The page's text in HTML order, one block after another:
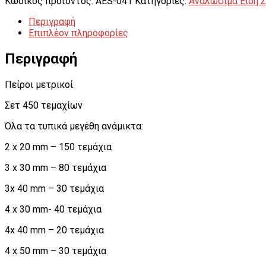
Περιγραφή
Επιπλέον πληροφορίες
Περιγραφή
Πείροι μετρικοί
Σετ 450 τεμαχίων
Όλα τα τυπικά μεγέθη ανάμικτα:
2 x 20 mm – 150 τεμάχια
3 x 30 mm – 80 τεμάχια
3x 40 mm – 30 τεμάχια
4 x 30 mm- 40 τεμάχια
4x 40 mm – 20 τεμάχια
4 x 50 mm – 30 τεμάχια